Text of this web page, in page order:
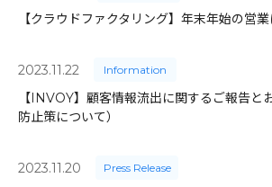
【クラウドファクタリング】年末年始の営
2023.11.22 Information
【INVOY】顧客情報流出に関するご報告と
防止策について）
2023.11.20 Press Release